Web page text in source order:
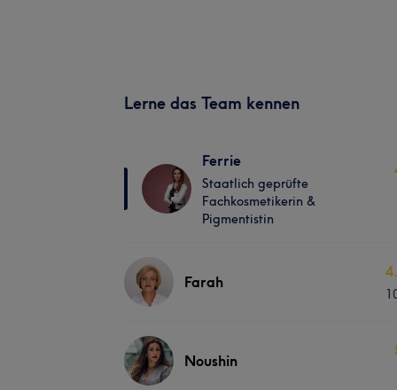
Lerne das Team kennen
Ferrie
Staatlich geprüfte
Fachkosmetikerin &
Pigmentistin
Farah
Noushin